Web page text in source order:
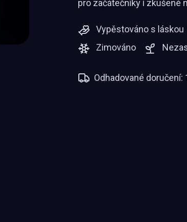
pro začátečníky i zkušené
Vypěstováno s láskou
Zimováno
Odhadované doručení: